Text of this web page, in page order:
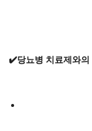
✔️당뇨병 치료제와의